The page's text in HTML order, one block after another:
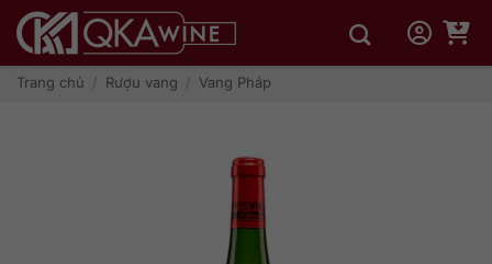
qua
dungTrang chủ / Rượu vang / Vang Pháp